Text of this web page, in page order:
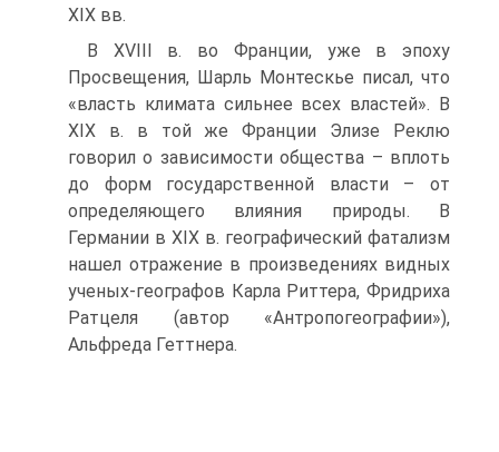
XIX вв.
В XVIII в. во Франции, уже в эпоху
Просвещения, Шарль Монтескье писал, что
«власть климата сильнее всех властей». В
XIX в. в той же Франции Элизе Реклю
говорил о зависимости общества – вплоть
до форм государственной власти – от
определяющего влияния природы. В
Германии в XIX в. географический фатализм
нашел отражение в произведениях видных
ученых-географов Карла Риттера, Фридриха
Ратцеля (автор «Антропогеографии»),
Альфреда Геттнера.